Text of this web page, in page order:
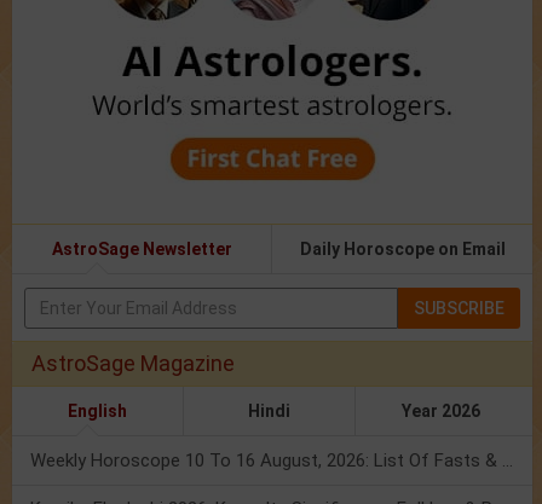
AstroSage Newsletter Daily Horoscope on Email
SUBSCRIBE
AstroSage Magazine
English Hindi Year 2026
Weekly Horoscope 10 To 16 August, 2026: List Of Fasts & Festivals